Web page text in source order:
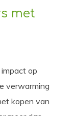
met
op
verwarming
kopen van